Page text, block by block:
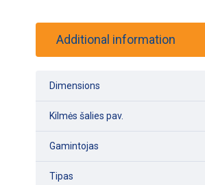
Additional information
Dimensions
Kilmės šalies pav.
Gamintojas
Tipas